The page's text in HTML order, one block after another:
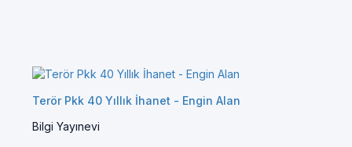
Terör Pkk 40 Yıllık İhanet - Engin Alan
Bilgi Yayınevi